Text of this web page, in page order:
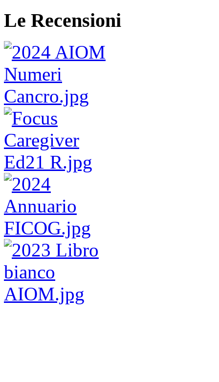
Le Recensioni